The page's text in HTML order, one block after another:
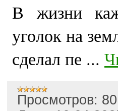
В жизни
уголок на
сделал пе ...
Просмотров: 80